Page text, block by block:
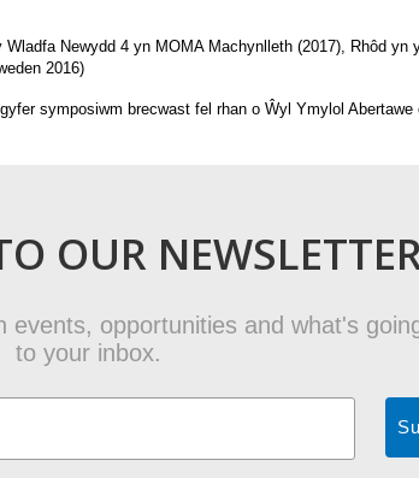
Newydd 4 yn MOMA Machynlleth (2017), Rhôd yn
2016)
symposiwm brecwast fel rhan o Ŵyl Ymylol Abertawe
OUR
opportunities and what's
to your inbox.